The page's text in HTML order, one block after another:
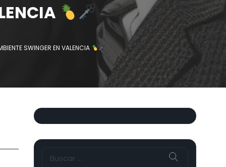
SWINGER EN VALENCIA